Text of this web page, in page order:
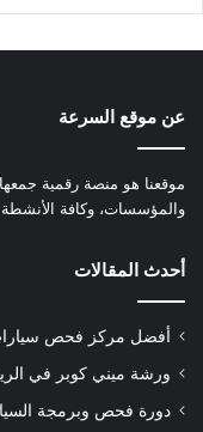
عن موقع السرعة
موقعنا هو منصة رقمية
والمؤسسات، وكافة الأنشطة
أحدث المقالات
أفضل مركز فحص
ورشة ميني كوبر في
دورة فحص وبرمجة